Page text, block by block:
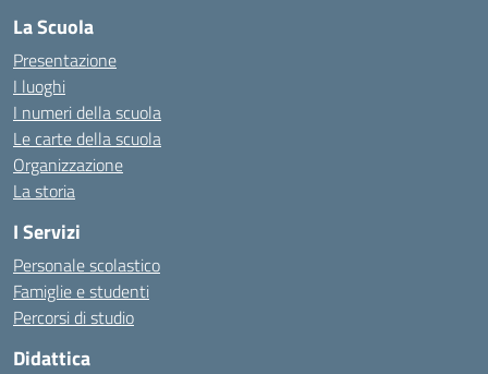
La Scuola
Presentazione
I luoghi
I numeri della scuola
Le carte della scuola
Organizzazione
La storia
I Servizi
Personale scolastico
Famiglie e studenti
Percorsi di studio
Didattica